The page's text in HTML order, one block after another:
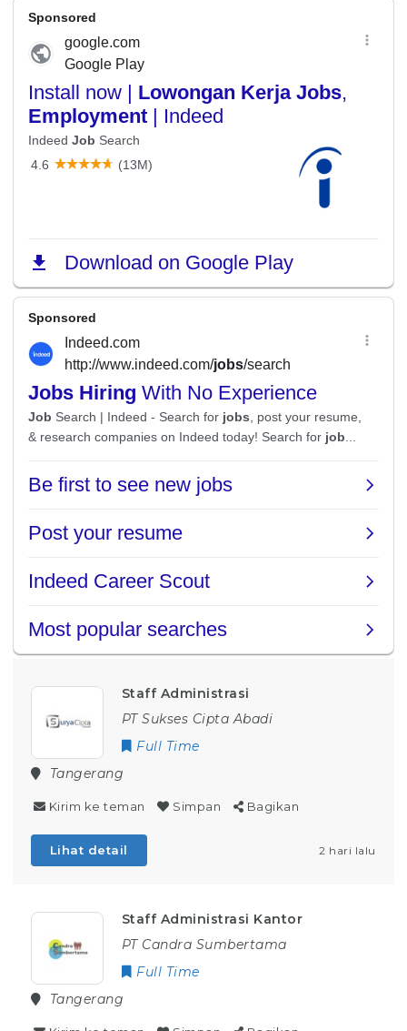
Staff Administrasi
PT Sukses Cipta Abadi
Full Time
Tangerang
Kirim ke teman Simpan Bagikan
Lihat detail 2 hari lalu
Staff Administrasi Kantor
PT Candra Sumbertama
Full Time
Tangerang